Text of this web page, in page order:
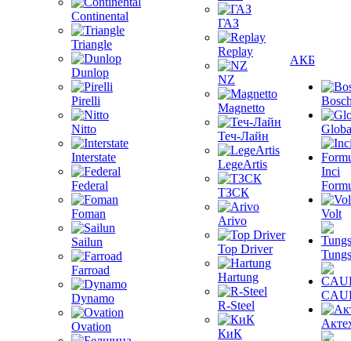
Continental
Triangle
Dunlop
Pirelli
Nitto
Interstate
Federal
Foman
Sailun
Farroad
Dynamo
Ovation
ГАЗ
Replay
NZ
Magnetto
Теч-Лайн
LegeArtis
ТЗСК
Arivo
Top Driver
Hartung
R-Steel
КиК
АКБ
Inci
Volt